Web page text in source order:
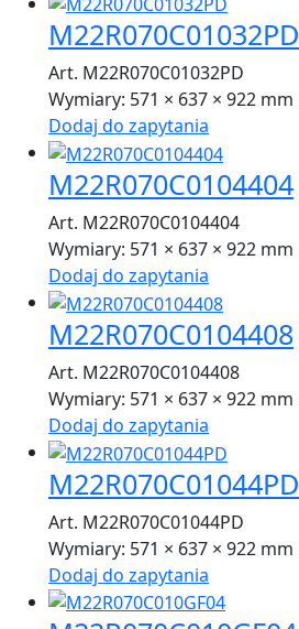
M22R070C01032PD
Art. M22R070C01032PD
Wymiary: 571 × 637 × 922 mm
Dodaj do zapytania
M22R070C0104404
Art. M22R070C0104404
Wymiary: 571 × 637 × 922 mm
Dodaj do zapytania
M22R070C0104408
Art. M22R070C0104408
Wymiary: 571 × 637 × 922 mm
Dodaj do zapytania
M22R070C01044PD
Art. M22R070C01044PD
Wymiary: 571 × 637 × 922 mm
Dodaj do zapytania